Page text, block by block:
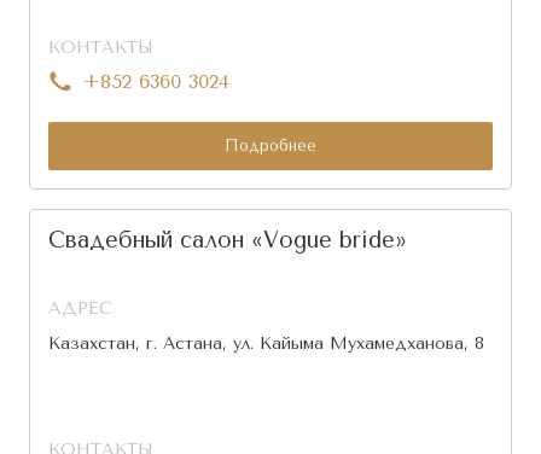
КОНТАКТЫ
+852 6360 3024
Подробнее
Свадебный салон «Vogue bride»
АДРЕС
Казахстан, г. Астана, ул. Кайыма Мухамедханова, 8